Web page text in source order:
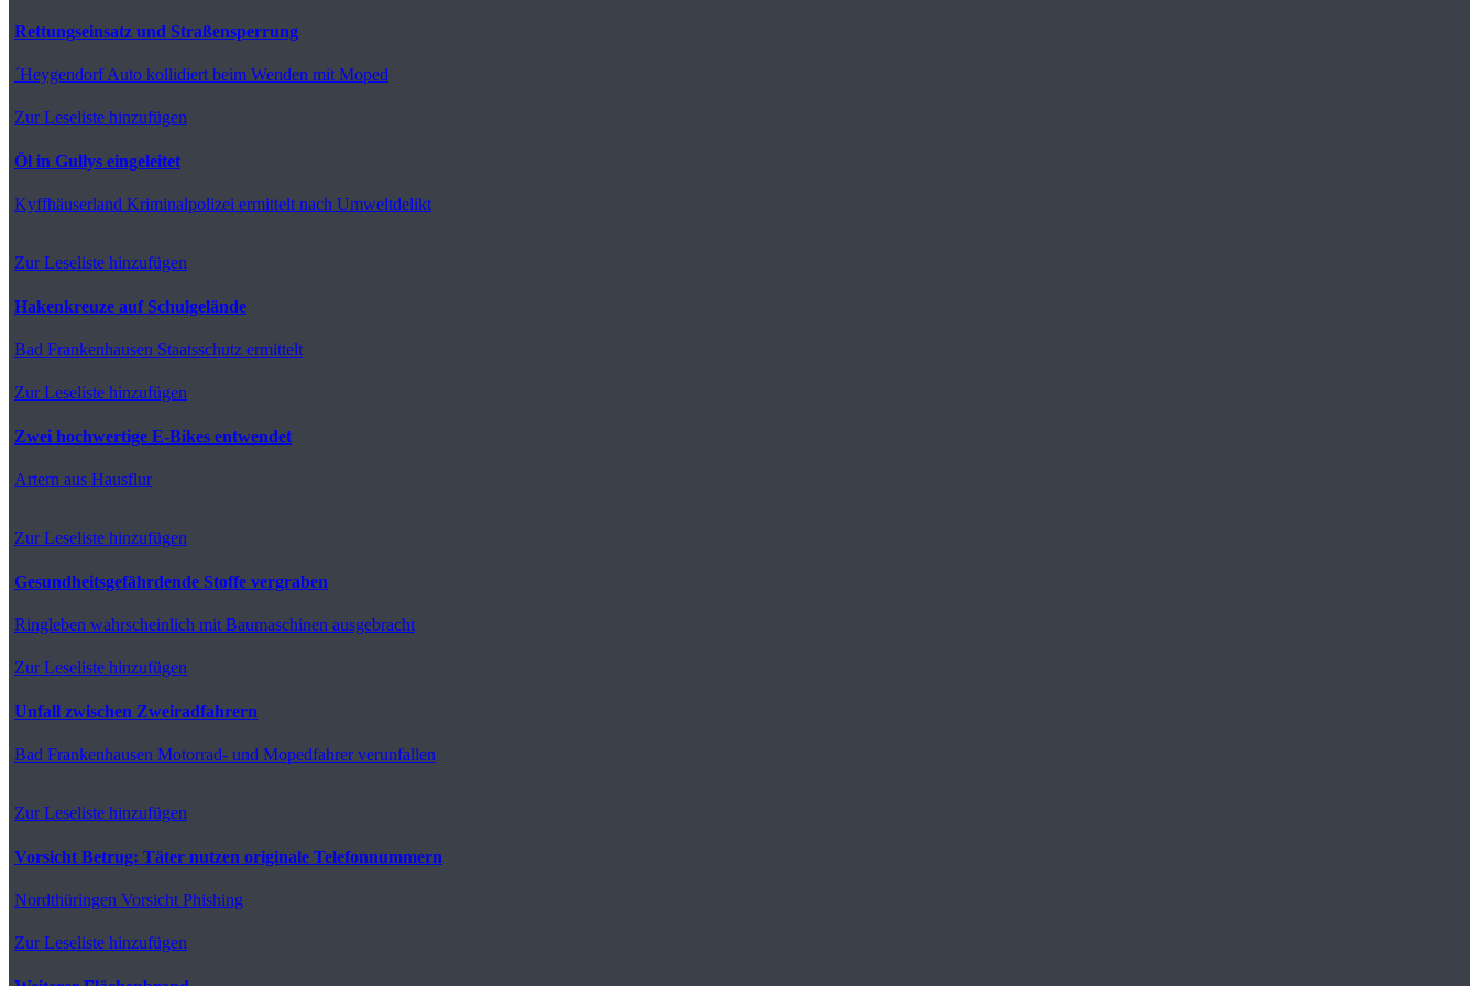
Rettungseinsatz und Straßensperrung
´HeygendorfAuto kollidiert beim Wenden mit Moped
Zur Leseliste hinzufügen
Öl in Gullys eingeleitet
Kyffhäuserland Kriminalpolizei ermittelt nach Umweltdelikt
Zur Leseliste hinzufügen
Hakenkreuze auf Schulgelände
Bad Frankenhausen Staatsschutz ermittelt
Zur Leseliste hinzufügen
Zwei hochwertige E-Bikes entwendet
Artern aus Hausflur
Zur Leseliste hinzufügen
Gesundheitsgefährdende Stoffe vergraben
Ringleben wahrscheinlich mit Baumaschinen ausgebracht
Zur Leseliste hinzufügen
Unfall zwischen Zweiradfahrern
Bad Frankenhausen Motorrad- und Mopedfahrer verunfallen
Zur Leseliste hinzufügen
Vorsicht Betrug: Täter nutzen originale Telefonnummern
Nordthüringen Vorsicht Phishing
Zur Leseliste hinzufügen